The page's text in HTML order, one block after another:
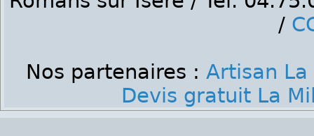
/
Nos partenaires : Artisan La
Devis gratuit La